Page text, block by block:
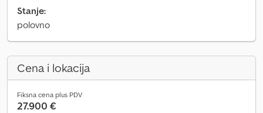
Stanje:
polovno
Cena i lokacija
Fiksna cena plus PDV
27.900 €